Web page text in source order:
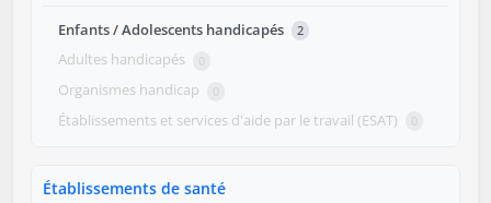
Enfants / Adolescents handicapés 2
Adultes handicapés 0
Organismes handicap 0
Établissements et services d'aide par le travail (ESAT) 0
Établissements de santé